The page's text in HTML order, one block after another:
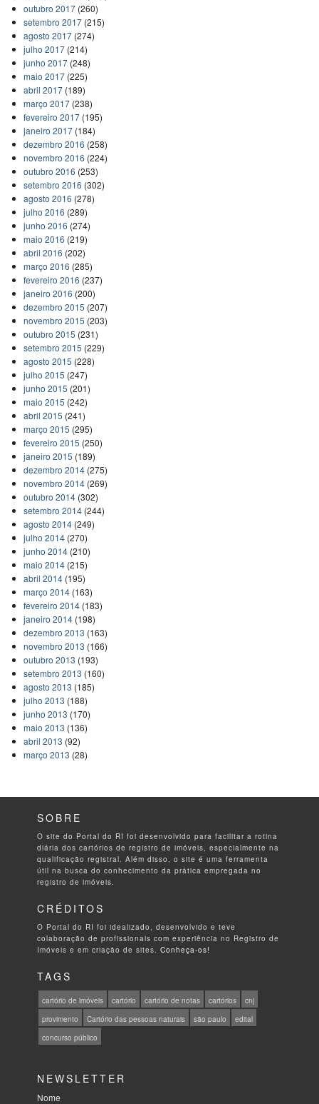
outubro 2017(260)
setembro 2017(215)
agosto 2017(274)
julho 2017(214)
junho 2017(248)
maio 2017(225)
abril 2017(189)
março 2017(238)
fevereiro 2017(195)
janeiro 2017(184)
dezembro 2016 (258)
novembro 2016 (224)
outubro 2016 (253)
setembro 2016 (302)
agosto 2016 (278)
julho 2016 (289)
junho 2016 (274)
maio 2016 (219)
abril 2016 (202)
março 2016 (285)
fevereiro 2016 (237)
janeiro 2016 (200)
dezembro 2015 (207)
novembro 2015 (203)
outubro 2015 (231)
setembro 2015 (229)
agosto 2015 (228)
julho 2015 (247)
junho 2015 (201)
maio 2015 (242)
abril 2015 (241)
março 2015 (295)
fevereiro 2015 (250)
janeiro 2015 (189)
dezembro 2014(275)
novembro 2014(269)
outubro 2014(302)
setembro 2014(244)
agosto 2014(249)
julho 2014(270)
junho 2014(210)
maio 2014(215)
abril 2014(195)
março 2014(163)
fevereiro 2014(183)
janeiro 2014(198)
dezembro 2013 (163)
novembro 2013 (166)
outubro 2013 (193)
setembro 2013 (160)
agosto 2013 (185)
julho 2013 (188)
junho 2013 (170)
maio 2013 (136)
abril 2013 (92)
março 2013 (28)
SOBRE
O site do Portal do RI foi desenvolvido para facilitar a rotina
diária dos cartórios de registro de imóveis, especialmente na
qualificação registral. Além disso, o site é uma ferramenta
útil na busca do conhecimento da prática empregada no
registro de imóveis.
CRÉDITOS
O Portal do RI foi idealizado, desenvolvido e teve
colaboração de profissionais com experiência no Registro de
Imóveis e em criação de sites.Conheça-os!
TAGS
cartório de imóveis cartório cartório de notas cartórios
cnj
provimento
Cartório das pessoas naturais são paulo
edital
concurso público
NEWSLETTER
Nome